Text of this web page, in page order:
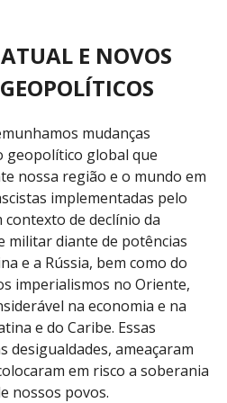
E NOVOS
mudanças
geopolítico global que
nossa região e o mundo em
implementadas pelo
de declínio da
militar diante de potências
e a Rússia, bem como do
imperialismos no Oriente,
na economia e na
e do Caribe. Essas
desigualdades, ameaçaram
em risco a soberania
nossos povos.